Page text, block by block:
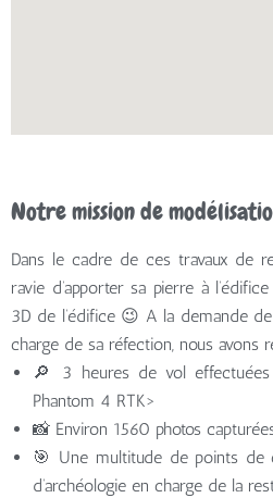
Notre mission de
Dans le cadre de ces travaux de
ravie d’apporter sa pierre à
3D de l’édifice 😉 A la demande de
charge de sa réfection, nous avons
🔎 3 heures de vol effectuées
Phantom 4 RTK>
📸 Environ 1560 photos
🎯 Une multitude de points de
d’archéologie en charge de la